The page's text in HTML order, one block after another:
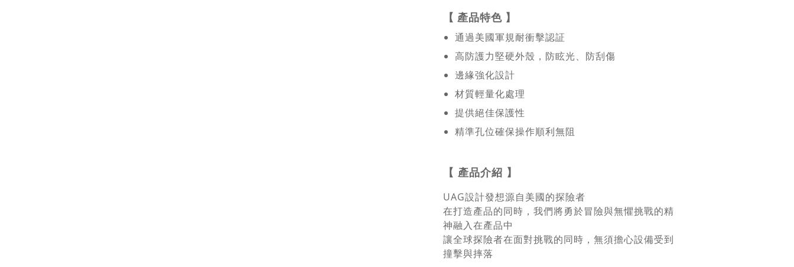
【 產品特色】
通過美國軍規耐衝擊認証
高防護力堅硬外殼，防眩光、防刮傷
邊緣強化設計
材質輕量化處理
提供絕佳保護性
精準孔位確保操作順利無阻
【 產品介紹 】
UAG設計發想源自美國的探險者
在打造產品的同時，我們將勇於冒險與無懼挑戰的精
神融入在產品中
讓全球探險者在面對挑戰的同時，無須擔心設備受到
撞擊與摔落